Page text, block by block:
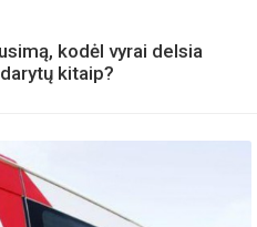
kodėl vyrai delsia
kitaip?